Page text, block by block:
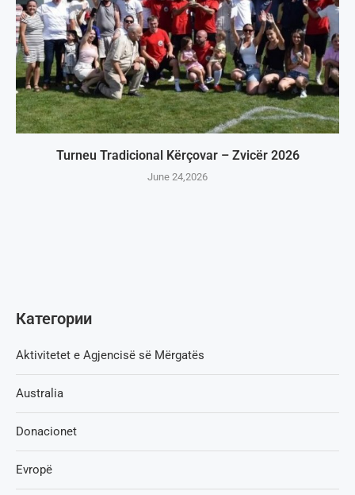
Turneu Tradicional Kërçovar – Zvicër 2026
June 24,2026
Категории
Aktivitetet e Agjencisë së Мërgatës
Australia
Donacionet
Evropë